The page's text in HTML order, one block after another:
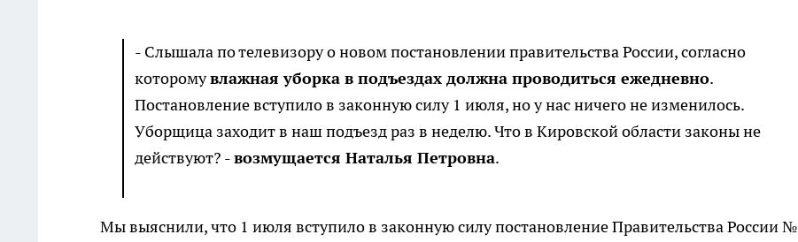
- Слышала по телевизору о новом постановлении правительства России, согласно
которомувлажная уборка в подъездах должна проводиться ежедневно.
Постановление вступило в законную силу 1 июля, но у нас ничего не изменилось.
Уборщица заходит в наш подъезд раз в неделю. Что в Кировской области законы не
действуют? -возмущается Наталья Петровна.
Мы выяснили, что 1 июля вступило в законную силу постановление Правительства России №